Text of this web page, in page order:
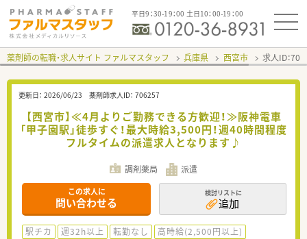
平日9：30-19：00 土日10：00-19：00
薬剤師の転職・求人サイト ファルマスタッフ 兵庫県 西宮市 求人ID：
更新日： 2026/06/23 薬剤師求人ID： 706257
【西宮市】≪4月よりご勤務できる方歓迎！≫阪神電車
「甲子園駅」徒歩すぐ！最大時給3,500円！週40時間程度
フルタイムの派遣求人となります♪
調剤薬局 派遣
この求人に
問い合わせる
検討リストに
追加
駅チカ 週32h以上 転勤なし
高時給(2,500円以上)